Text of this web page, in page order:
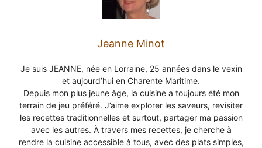
Jeanne Minot
Je suis JEANNE, née en Lorraine, 25 années dans le vexin
et aujourd’hui en Charente Maritime.
Depuis mon plus jeune âge, la cuisine a toujours été mon
terrain de jeu préféré. J’aime explorer les saveurs, revisiter
les recettes traditionnelles et surtout, partager ma passion
avec les autres. À travers mes recettes, je cherche à
rendre la cuisine accessible à tous, avec des plats simples,